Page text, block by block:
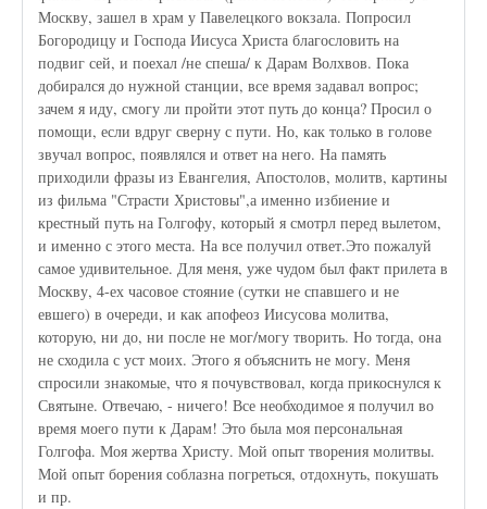
Москву, зашел в храм у Павелецкого вокзала. Попросил
Богородицу и Господа Иисуса Христа благословить на
подвиг сей, и поехал /не спеша/ к Дарам Волхвов. Пока
добирался до нужной станции, все время задавал вопрос;
зачем я иду, смогу ли пройти этот путь до конца? Просил о
помощи, если вдруг сверну с пути. Но, как только в голове
звучал вопрос, появлялся и ответ на него. На память
приходили фразы из Евангелия, Апостолов, молитв, картины
из фильма "Страсти Христовы",а именно избиение и
крестный путь на Голгофу, который я смотрл перед вылетом,
и именно с этого места. На все получил ответ.Это пожалуй
самое удивительное. Для меня, уже чудом был факт прилета в
Москву, 4-ех часовое стояние (сутки не спавшего и не
евшего) в очереди, и как апофеоз Иисусова молитва,
которую, ни до, ни после не мог/могу творить. Но тогда, она
не сходила с уст моих. Этого я объяснить не могу. Меня
спросили знакомые, что я почувствовал, когда прикоснулся к
Святыне. Отвечаю, - ничего! Все необходимое я получил во
время моего пути к Дарам! Это была моя персональная
Голгофа. Моя жертва Христу. Мой опыт творения молитвы.
Мой опыт борения соблазна погреться, отдохнуть, покушать
и пр.